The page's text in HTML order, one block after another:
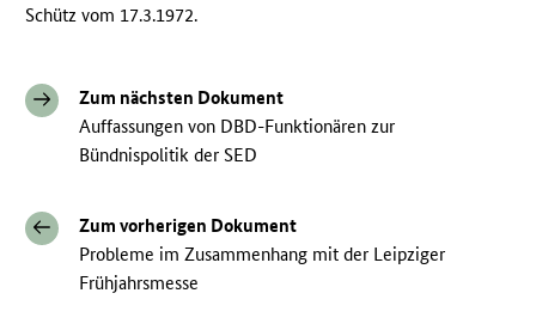
Schütz vom 17.3.1972.
Zum nächsten Dokument
Auffassungen von DBD-Funktionären zur
Bündnispolitik der SED
Zum vorherigen Dokument
Probleme im Zusammenhang mit der Leipziger
Frühjahrsmesse